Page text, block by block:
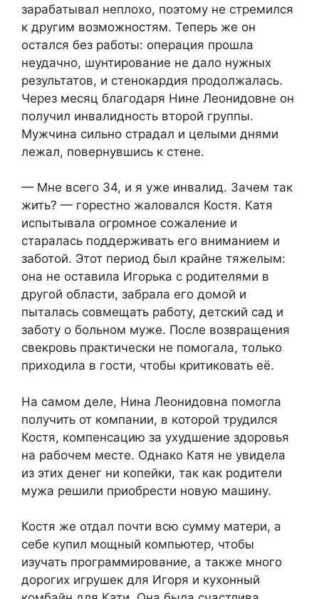
зарабатывал неплохо, поэтому не стремился
к другим возможностям. Теперь же он
остался без работы: операция прошла
неудачно, шунтирование не дало нужных
результатов, и стенокардия продолжалась.
Через месяц благодаря Нине Леонидовне он
получил инвалидность второй группы.
Мужчина сильно страдал и целыми днями
лежал, повернувшись к стене.
— Мне всего 34, и я уже инвалид. Зачем так
жить? — горестно жаловался Костя. Катя
испытывала огромное сожаление и
старалась поддерживать его вниманием и
заботой. Этот период был крайне тяжелым:
она не оставила Игорька с родителями в
другой области, забрала его домой и
пыталась совмещать работу, детский сад и
заботу о больном муже. После возвращения
свекровь практически не помогала, только
приходила в гости, чтобы критиковать её.
На самом деле, Нина Леонидовна помогла
получить от компании, в которой трудился
Костя, компенсацию за ухудшение здоровья
на рабочем месте. Однако Катя не увидела
из этих денег ни копейки, так как родители
мужа решили приобрести новую машину.
Костя же отдал почти всю сумму матери, а
себе купил мощный компьютер, чтобы
изучать программирование, а также много
дорогих игрушек для Игоря и кухонный